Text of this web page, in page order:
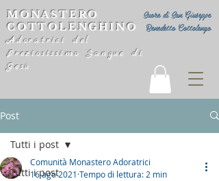
Suore di San Giuseppe
Benedetto Cottolengo
MONASTERO
COTTOLENGHINO
Adoratrici del
Preziosissimo Sangue di
Gesù
Post
Tutti i post
Tutti i post
Comunità Monastero Adoratrici
16 ago 2021 Tempo di lettura: 2 min